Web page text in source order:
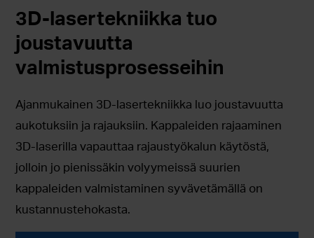
3D-lasertekniikka tuo
joustavuutta
valmistusprosesseihin
Ajanmukainen 3D-lasertekniikka luo joustavuutta
aukotuksiin ja rajauksiin. Kappaleiden rajaaminen
3D-laserilla vapauttaa rajaustyökalun käytöstä,
jolloin jo pienissäkin volyymeissä suurien
kappaleiden valmistaminen syvävetämällä on
kustannustehokasta.